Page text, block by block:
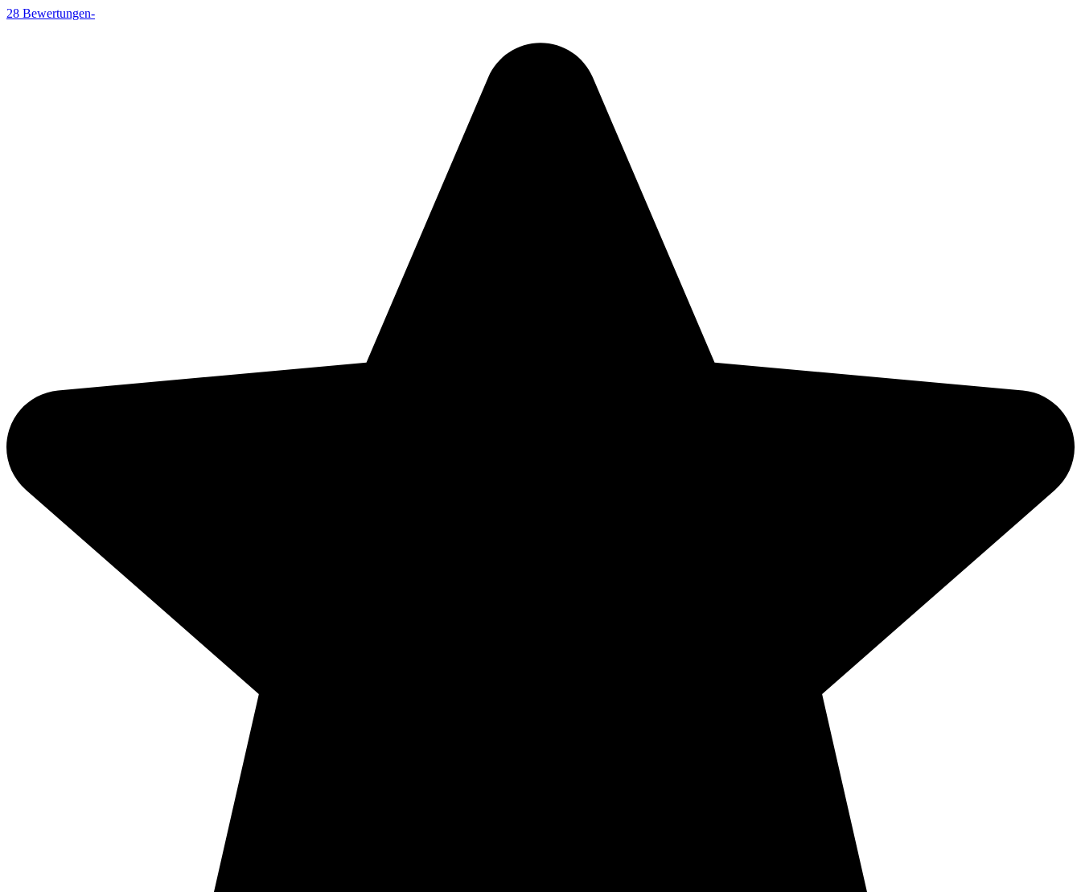
28 Bewertungen-